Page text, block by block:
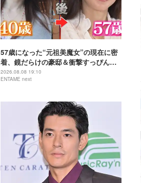
57歳になった“元祖美魔女”の現在に密
着、鏡だらけの豪邸＆衝撃すっぴん姿
を披露
2026.08.08 19:10
ENTAME next